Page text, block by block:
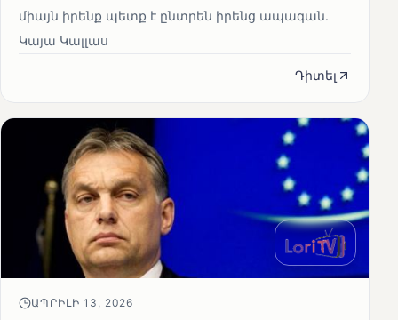
միայն իրենք պետք է ընտրեն իրենց ապագան.
Կայա Կալլաս
Դիտել
ԱՊՐԻԼԻ 13, 2026